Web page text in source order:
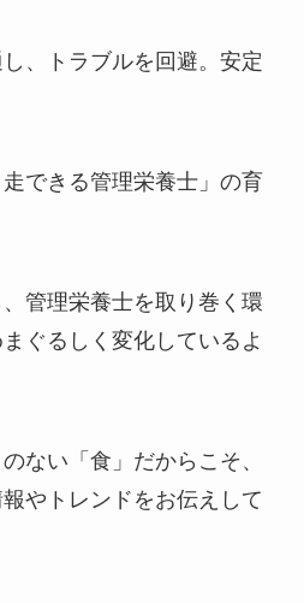
、トラブルを回避。安定
できる管理栄養士」の育
管理栄養士を取り巻く環
ぐるしく変化しているよ
ない「食」だからこそ、
やトレンドをお伝えして